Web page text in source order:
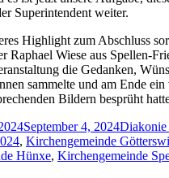
Superintendent weiter.
Highlight zum Abschluss
Raphael Wiese aus Spellen-
die Gedanken,
sammelte und am Ende
Bildern besprüht
September 4, 2024
, Kirchengemeinde
Hünxe, Kirchengemeinde